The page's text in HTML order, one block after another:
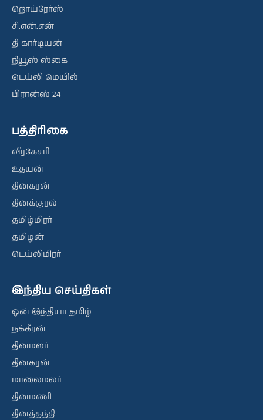
றொய்ரேர்ஸ்
சி.என்.என்
தி கார்டியன்
நியூஸ் ஸ்கை
டெய்லி மெயில்
பிரான்ஸ் 24
பத்திரிகை
வீரகேசரி
உதயன்
தினகரன்
தினக்குரல்
தமிழ்மிரர்
தமிழன்
டெய்லிமிரர்
இந்திய செய்திகள்
ஒன் இந்தியா தமிழ்
நக்கீரன்
தினமலர்
தினகரன்
மாலைமலர்
தினமணி
தினத்தந்தி